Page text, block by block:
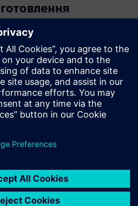
забезпечує точну,
перевірку та оптимізацію
процесів та стилів
використання ресурсів та